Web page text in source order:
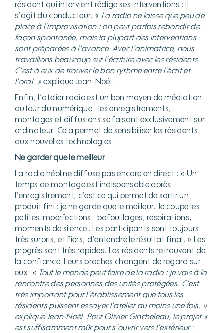
résident qui intervient rédige ses interventions : il
s’agit du conducteur. « La radio ne laisse que peu de
place à l’improvisation : on peut parfois rebondir de
façon spontanée, mais la plupart des interventions
sont préparées à l’avance. Avec l’animatrice, nous
travaillons beaucoup sur l’écriture avec les résidents.
C’est à eux de trouver le bon rythme entre l’écrit et
l’oral. »explique Jean-Noël.
Enfin, l’atelier radio est un bon moyen de médiation
autour du numérique : les enregistrements,
montages et diffusions se faisant exclusivement sur
ordinateur. Cela permet de sensibiliser les résidents
aux nouvelles technologies.
Ne garder que le meilleur
La radio héol ne diffuse pas encore en direct : « Un
temps de montage est indispensable après
l’enregistrement, c’est ce qui permet de sortir un
produit fini : je ne garde que le meilleur. Je coupe les
petites imperfections : bafouillages, respirations,
moments de silence…Les participants sont toujours
très surpris, et fiers, d’entendre le résultat final. » Les
progrès sont très rapides. Les résidents retrouvent de
la confiance. Leurs proches changent de regard sur
eux. « Tout le monde peut faire de la radio : je vais à la
rencontre des personnes des unités protégées. C’est
très important pour l’établissement que tous les
résidents puissent essayer l’atelier au moins une fois. »
explique Jean-Noël. Pour Olivier Gincheleau, le projet «
est suffisamment mûr pour s’ouvrir vers l’extérieur :